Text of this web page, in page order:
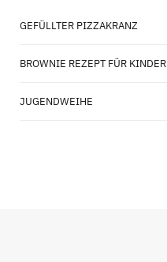
GEFÜLLTER PIZZAKRANZ
BROWNIE REZEPT FÜR KINDER
JUGENDWEIHE